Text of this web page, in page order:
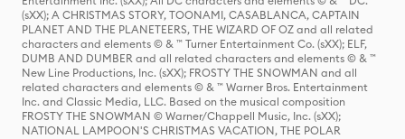
(sXX); A CHRISTMAS STORY, TOONAMI, CASABLANCA, CAPTAIN
PLANET AND THE PLANETEERS, THE WIZARD OF OZ and all related
characters and elements © & ™ Turner Entertainment Co. (sXX); ELF,
DUMB AND DUMBER and all related characters and elements © & ™
New Line Productions, Inc. (sXX); FROSTY THE SNOWMAN and all
related characters and elements © & ™ Warner Bros. Entertainment
Inc. and Classic Media, LLC. Based on the musical composition
FROSTY THE SNOWMAN © Warner/Chappell Music, Inc. (sXX);
NATIONAL LAMPOON'S CHRISTMAS VACATION, THE POLAR